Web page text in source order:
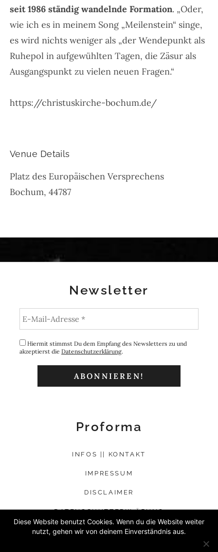
seit 1986 ständig wandelnde Formation. „Oder,
wie ich es in meinem Song „Meilenstein“ singe,
es wird nichts weniger als „der Wendepunkt als
Ruhepol in aufgewühlten Tagen, die Zäsur als
Ausgangspunkt zu vielen neuen Fragen.“
https://christuskirche-bochum.de/
Venue Details
Platz des Europäischen Versprechens
Bochum, 44787
Newsletter
Hiermit stimmst Du dem Empfang des Newsletters zu und
akzeptierst die Datenschutzerklärung.
Proforma
INFOS || KONTAKT
IMPRESSUM
DISCLAIMER
DATENSCHUTZERKLÄRUNG
Diese Website benutzt Cookies. Wenn du die Website weiter
nutzt, gehen wir von deinem Einverständnis aus.